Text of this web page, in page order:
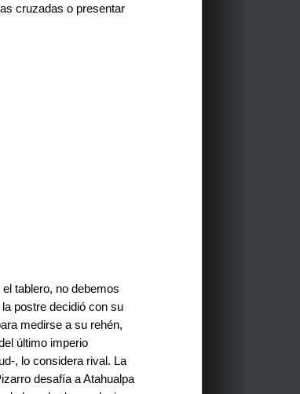
cruzadas o presentar
tablero, no debemos
postre decidió con su
medirse a su rehén,
último imperio
, lo considera rival. La
desafía a Atahualpa